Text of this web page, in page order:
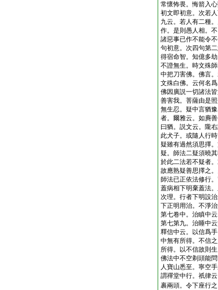
常懷怖畏。悔箭入
初文即初意。次若
九云。若人有二種
作。是則愚人相。
諸惡事已作不能令
句初意。次四句第
得宿命智。知億多
不證無生。時文殊
中把刀害佛。佛言
文殊白佛。云何名
佛因廣説一切諸法
善害我。菩薩由是
無生忍。疑中言猶
者。爾雅云。如麂
曰猶。説文云。隴
此犬子。或隨人行
疑雖有過然須思擇
疑。師法二疑須曉
於此二法若不疑者
故應熟疑善思擇之
師法已正依法修行
蓋病相下明棄蓋法
次理。行者下明設
下正明用治。不淨
第七卷中。治瞋中
第七第九。治睡中
釋信中云。以信爲
中無有所得。不信
所得。以不信故則
佛法中不空剃頭能
人寶山悉至。寧空
謂禪堂中行。祇律
裹兩頭。令下座行